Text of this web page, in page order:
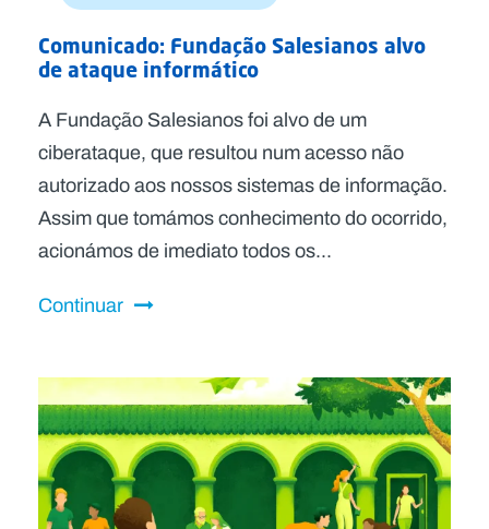
Comunicado: Fundação Salesianos alvo
de ataque informático
A Fundação Salesianos foi alvo de um
ciberataque, que resultou num acesso não
autorizado aos nossos sistemas de informação.
Assim que tomámos conhecimento do ocorrido,
acionámos de imediato todos os...
Continuar